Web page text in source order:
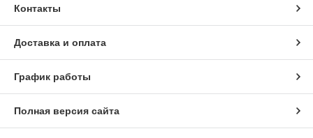
Контакты
Доставка и оплата
График работы
Полная версия сайта